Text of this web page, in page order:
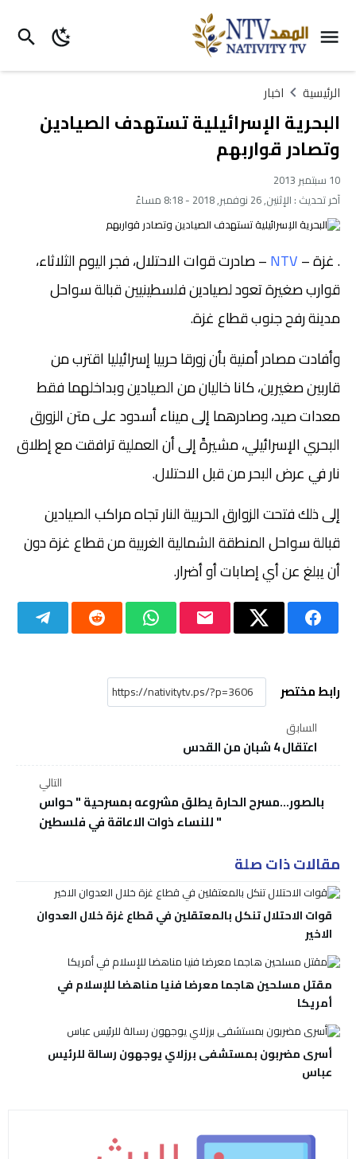
الرئيسية اخبار
البحرية الإسرائيلية تستهدف الصيادين
وتصادر قواربهم
10 سبتمبر 2013
آخر تحديث : الإثنين, 26 نوفمبر, 2018 - 8:18 مساءً
.غزة –NTV– صادرت قوات الاحتلال، فجر اليوم الثلاثاء،
قوارب صغيرة تعود لصيادين فلسطينيين قبالة سواحل
مدينة رفح جنوب قطاع غزة.
وأفادت مصادر أمنية بأن زورقا حربيا إسرائيليا اقترب من
قاربين صغيرين، كانا خاليان من الصيادين وبداخلهما فقط
معدات صيد، وصادرهما إلى ميناء أسدود على متن الزورق
البحري الإسرائيلي، مشيرةً إلى أن العملية ترافقت مع إطلاق
نار في عرض البحر من قبل الاحتلال.
إلى ذلك فتحت الزوارق الحربية النار تجاه مراكب الصيادين
قبالة سواحل المنطقة الشمالية الغربية من قطاع غزة دون
أن يبلغ عن أي إصابات أو أضرار.
رابط مختصر
السابق
اعتقال 4 شبان من القدس
التالي
بالصور...مسرح الحارة يطلق مشروعه بمسرحية " حواس
" للنساء ذوات الاعاقة في فلسطين
مقالات ذات صلة
قوات الاحتلال تنكل بالمعتقلين في قطاع غزة خلال العدوان
الاخير
مقتل مسلحين هاجما معرضا فنيا مناهضا للإسلام في
أمريكا
أسرى مضربون بمستشفى برزلاي يوجهون رسالة للرئيس
عباس